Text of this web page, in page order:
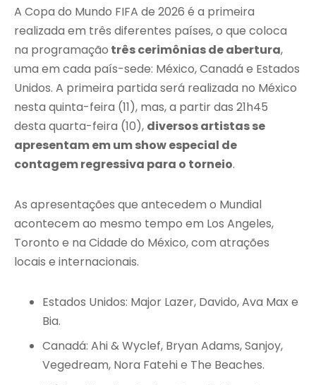
A Copa do Mundo FIFA de 2026 é a primeira
realizada em três diferentes países, o que coloca
na programação três cerimônias de abertura,
uma em cada país-sede: México, Canadá e Estados
Unidos. A primeira partida será realizada no México
nesta quinta-feira (11), mas, a partir das 21h45
desta quarta-feira (10), diversos artistas se
apresentam em um show especial de
contagem regressiva para o torneio.
As apresentações que antecedem o Mundial
acontecem ao mesmo tempo em Los Angeles,
Toronto e na Cidade do México, com atrações
locais e internacionais.
Estados Unidos: Major Lazer, Davido, Ava Max e
Bia.
Canadá: Ahi & Wyclef, Bryan Adams, Sanjoy,
Vegedream, Nora Fatehi e The Beaches.